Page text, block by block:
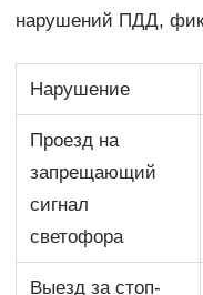
нарушений ПДД,
Нарушение
Проезд на
запрещающий
сигнал
светофора
Выезд за стоп-